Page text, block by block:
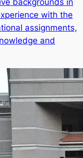
with the
assignments,
and